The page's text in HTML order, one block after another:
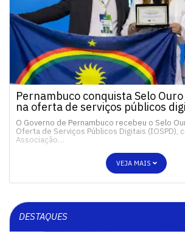
Pernambuco conquista Selo
na oferta de serviços públicos
O Governo de Pernambuco recebeu o Selo
Oferta de Serviços Públicos Digitais (IOSPD),
Associação…
VEJA MAIS
DESTAQUES